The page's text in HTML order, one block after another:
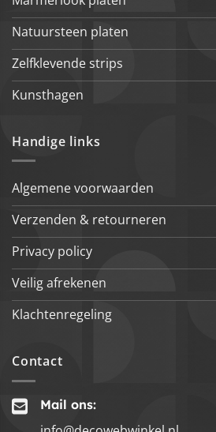
Natuursteen platen
Zelfklevende strips
Kunsthagen
Handige links
Algemene voorwaarden
Verzenden & retourneren
Privacy policy
Veilig afrekenen
Klachtenregeling
Contact
Mail ons: